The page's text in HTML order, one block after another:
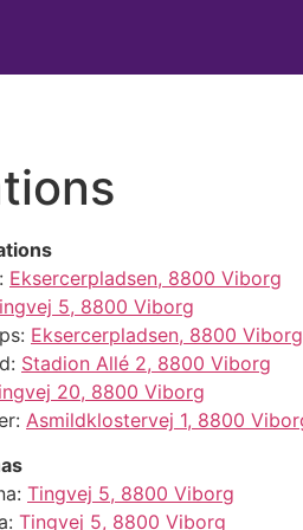
Eksercerpladsen, 8800 Viborg
5, 8800 Viborg
Eksercerpladsen, 8800 Viborg
Stadion Allé 2, 8800 Viborg
20, 8800 Viborg
Asmildklostervej 1, 8800
Tingvej 5, 8800 Viborg
Tingvej 5, 8800 Viborg